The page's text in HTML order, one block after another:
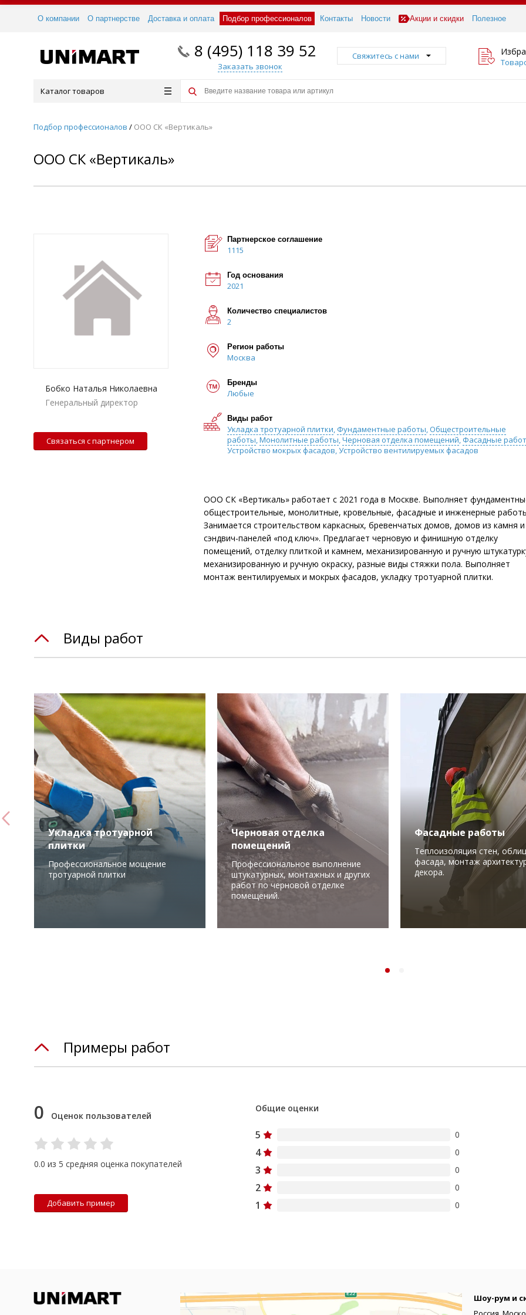
О компании О партнерстве Доставка и оплата Подбор профессионалов Контакты Новости Акции и скидки Полезное
8 (495) 118 39 52
Заказать звонок
Свяжитесь с нами
Каталог товаров
Подбор профессионалов / ООО СК «Вертикаль»
ООО СК «Вертикаль»
Бобко Наталья Николаевна
Генеральный директор
Связаться с партнером
Партнерское соглашение
1115
Год основания
2021
Количество специалистов
2
Регион работы
Москва
Бренды
Любые
Виды работ
Укладка тротуарной плитки, Фундаментные работы,Общестроительные
работы,Монолитные работы,Черновая отделка помещений, Фасадные
Устройство мокрых фасадов, Устройство вентилируемых фасадов
ООО СК «Вертикаль» работает с 2021 года в Москве. Выполняет
общестроительные, монолитные, кровельные, фасадные и инженерные
Занимается строительством каркасных, бревенчатых домов, домов из камня и
сэндвич-панелей «под ключ». Предлагает черновую и финишную отделку
помещений, отделку плиткой и камнем, механизированную и ручную
механизированную и ручную окраску, разные виды стяжки пола. Выполняет
монтаж вентилируемых и мокрых фасадов, укладку тротуарной плитки.
Виды работ
Укладка тротуарной
плитки
Профессиональное мощение
тротуарной плитки
Черновая отделка
помещений
Профессиональное выполнение
штукатурных, монтажных и других
работ по черновой отделке
помещений.
Фасадные работы
Теплоизоляция стен,
фасада, монтаж
декора.
Примеры работ
0 Оценок пользователей
0.0 из 5 средняя оценка покупателей
Добавить пример
Общие оценки
5 0
4 0
3 0
2 0
1 0
Шоу-рум и